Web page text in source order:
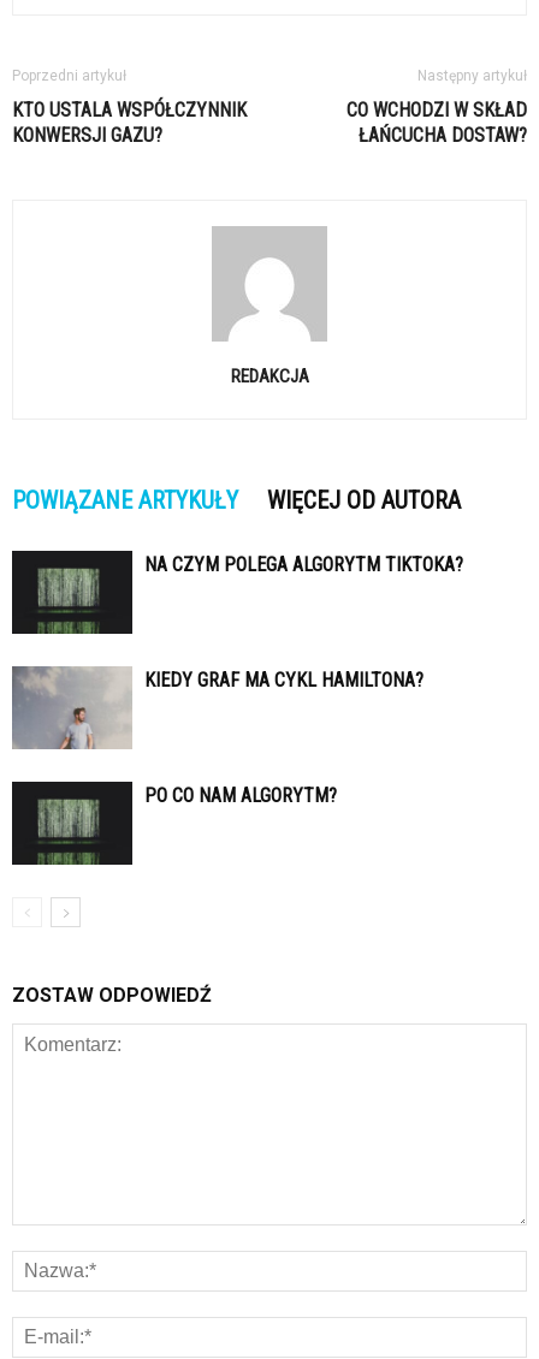
Poprzedni artykuł
KTO USTALA WSPÓŁCZYNNIK
KONWERSJI GAZU?
Następny artykuł
CO WCHODZI W SKŁAD
ŁAŃCUCHA DOSTAW?
REDAKCJA
POWIĄZANE ARTYKUŁY WIĘCEJ OD AUTORA
NA CZYM POLEGA ALGORYTM TIKTOKA?
KIEDY GRAF MA CYKL HAMILTONA?
PO CO NAM ALGORYTM?
ZOSTAW ODPOWIEDŹ